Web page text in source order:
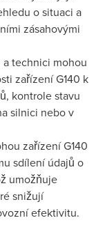
o situaci a
zásahovými
a technici mohou
zařízení G140 k
kontrole stavu
silnici nebo v
zařízení G140
sdílení údajů o
umožňuje
snižují
efektivitu.